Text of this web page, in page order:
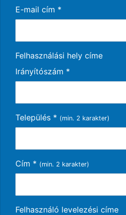
E-mail cím *
Felhasználási hely címe
Irányítószám *
Település * (min. 2 karakter)
Cím * (min. 2 karakter)
Felhasználó levelezési címe